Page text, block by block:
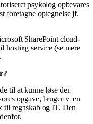
psykolog opbevares
foretagne optegnelse jf.
SharePoint cloud-
hosting service (se mere
til at kunne løse den
opgave, bruger vi en
til regnskab og IT. Den